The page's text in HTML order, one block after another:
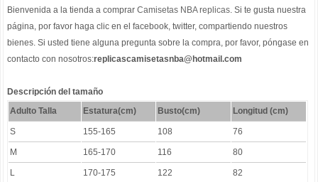
Bienvenida a la tienda a comprar Camisetas NBA replicas. Si te gusta nuestra
página, por favor haga clic en el facebook, twitter, compartiendo nuestros
bienes. Si usted tiene alguna pregunta sobre la compra, por favor, póngase en
contacto con nosotros:replicascamisetasnba@hotmail.com
Descripción del tamaño
Adulto Talla
Estatura(cm) Busto(cm) Longitud (cm)
S 155-165 108 76
M 165-170 116 80
L 170-175 122 82